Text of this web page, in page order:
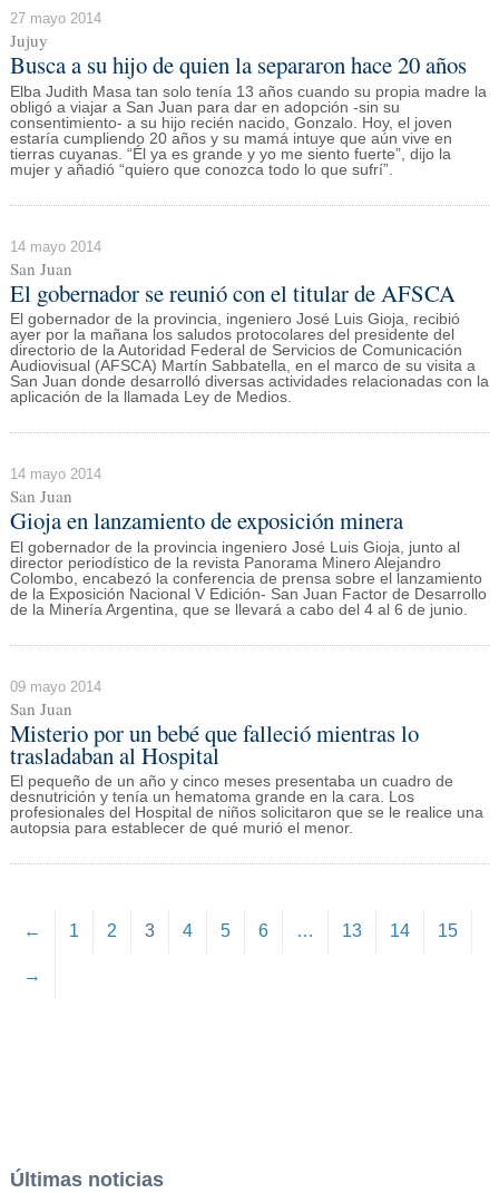
27 mayo 2014
Jujuy
Busca a su hijo de quien la separaron hace 20 años
Elba Judith Masa tan solo tenía 13 años cuando su propia madre la
obligó a viajar a San Juan para dar en adopción -sin su
consentimiento- a su hijo recién nacido, Gonzalo. Hoy, el joven
estaría cumpliendo 20 años y su mamá intuye que aún vive en
tierras cuyanas. “Él ya es grande y yo me siento fuerte”, dijo la
mujer y añadió “quiero que conozca todo lo que sufrí”.
14 mayo 2014
San Juan
El gobernador se reunió con el titular de AFSCA
El gobernador de la provincia, ingeniero José Luis Gioja, recibió
ayer por la mañana los saludos protocolares del presidente del
directorio de la Autoridad Federal de Servicios de Comunicación
Audiovisual (AFSCA) Martín Sabbatella, en el marco de su visita a
San Juan donde desarrolló diversas actividades relacionadas con la
aplicación de la llamada Ley de Medios.
14 mayo 2014
San Juan
Gioja en lanzamiento de exposición minera
El gobernador de la provincia ingeniero José Luis Gioja, junto al
director periodístico de la revista Panorama Minero Alejandro
Colombo, encabezó la conferencia de prensa sobre el lanzamiento
de la Exposición Nacional V Edición- San Juan Factor de Desarrollo
de la Minería Argentina, que se llevará a cabo del 4 al 6 de junio.
09 mayo 2014
San Juan
Misterio por un bebé que falleció mientras lo
trasladaban al Hospital
El pequeño de un año y cinco meses presentaba un cuadro de
desnutrición y tenía un hematoma grande en la cara. Los
profesionales del Hospital de niños solicitaron que se le realice una
autopsia para establecer de qué murió el menor.
← 1 2 3 4 5 6 … 13 14 15
→
Últimas noticias